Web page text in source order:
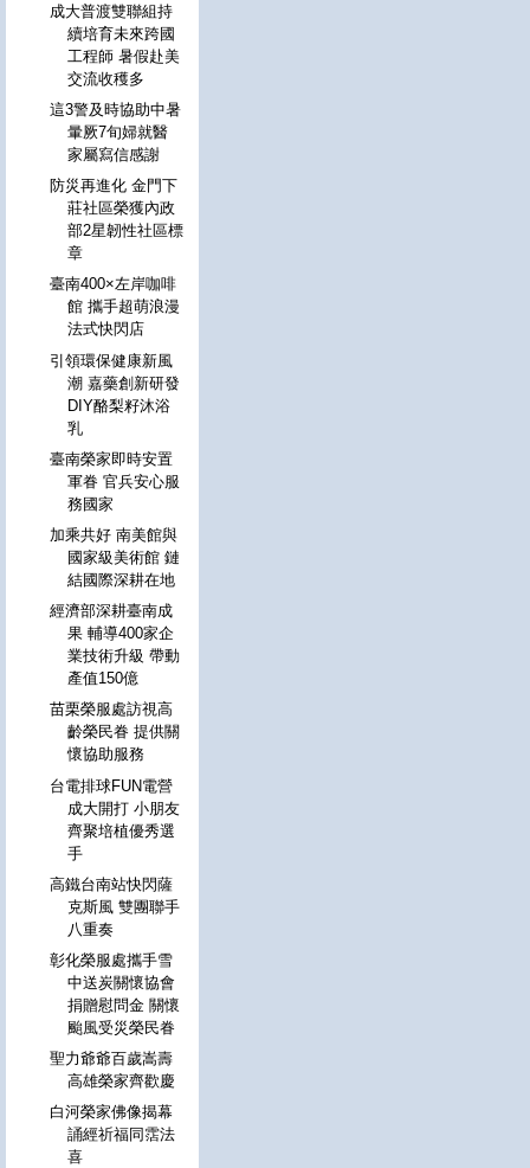
成大普渡雙聯組持
續培育未來跨國
工程師 暑假赴美
交流收穫多
這3警及時協助中暑
暈厥7旬婦就醫
家屬寫信感謝
防災再進化 金門下
莊社區榮獲內政
部2星韌性社區標
章
臺南400×左岸咖啡
館 攜手超萌浪漫
法式快閃店
引領環保健康新風
潮 嘉藥創新研發
DIY酪梨籽沐浴
乳
臺南榮家即時安置
軍眷 官兵安心服
務國家
加乘共好 南美館與
國家級美術館 鏈
結國際深耕在地
經濟部深耕臺南成
果 輔導400家企
業技術升級 帶動
產值150億
苗栗榮服處訪視高
齡榮民眷 提供關
懷協助服務
台電排球FUN電營
成大開打 小朋友
齊聚培植優秀選
手
高鐵台南站快閃薩
克斯風 雙團聯手
八重奏
彰化榮服處攜手雪
中送炭關懷協會
捐贈慰問金 關懷
颱風受災榮民眷
聖力爺爺百歲嵩壽
高雄榮家齊歡慶
白河榮家佛像揭幕
誦經祈福同霑法
喜